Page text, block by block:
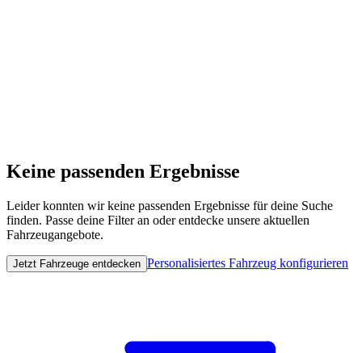
Keine passenden Ergebnisse
Leider konnten wir keine passenden Ergebnisse für deine Suche
finden. Passe deine Filter an oder entdecke unsere aktuellen
Fahrzeugangebote.
Jetzt Fahrzeuge entdecken Personalisiertes Fahrzeug konfigurieren